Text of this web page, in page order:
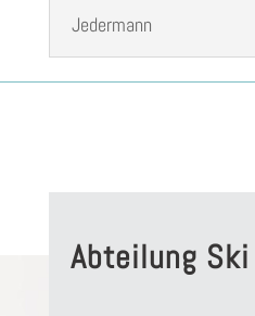
Jedermann
Abteilung Ski